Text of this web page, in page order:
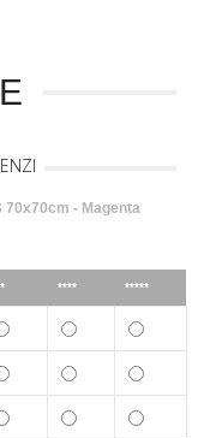
70x70cm - Magenta
**** *****